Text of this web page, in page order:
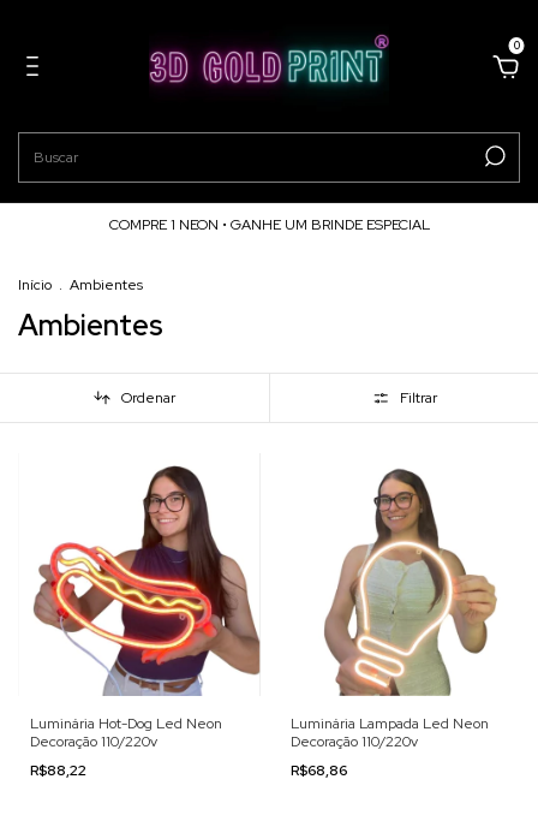
0
COMPRE 1 NEON • GANHE UM BRINDE ESPECIAL
Início . Ambientes
Ambientes
Ordenar Filtrar
Luminária Hot-Dog Led Neon
Decoração 110/220v
R$88,22
Luminária Lampada Led Neon
Decoração 110/220v
R$68,86